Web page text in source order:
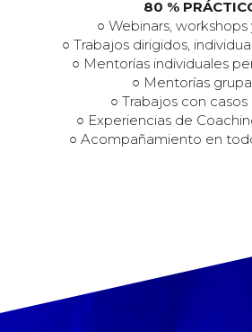
80 %
○ Webinars, workshops
○ Trabajos dirigidos,
○ Mentorías individuales
○ Mentorías
○ Trabajos con casos
○ Experiencias de
○ Acompañamiento en